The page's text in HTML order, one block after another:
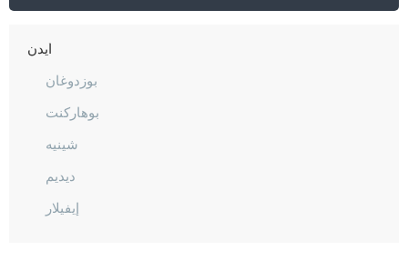
أرتفين
أيدن
بوزدوغان
بوهاركنت
شينيه
ديديم
إيفيلار